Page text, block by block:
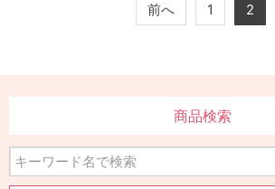
前へ 1 2
商品検索